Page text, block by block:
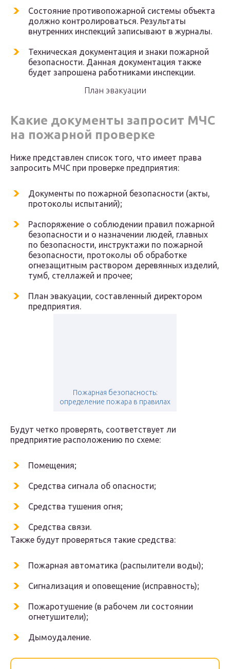
Состояние противопожарной системы объекта
должно контролироваться. Результаты
внутренних инспекций записывают в журналы.
Техническая документация и знаки пожарной
безопасности. Данная документация также
будет запрошена работниками инспекции.
План эвакуации
Какие документы запросит МЧС
на пожарной проверке
Ниже представлен список того, что имеет права
запросить МЧС при проверке предприятия:
Документы по пожарной безопасности (акты,
протоколы испытаний);
Распоряжение о соблюдении правил пожарной
безопасности и о назначении людей, главных
по безопасности, инструктажи по пожарной
безопасности, протоколы об обработке
огнезащитным раствором деревянных изделий,
тумб, стеллажей и прочее;
План эвакуации, составленный директором
предприятия.
Пожарная безопасность:
определение пожара в правилах
Будут четко проверять, соответствует ли
предприятие расположению по схеме:
Помещения;
Средства сигнала об опасности;
Средства тушения огня;
Средства связи.
Также будут проверяться такие средства:
Пожарная автоматика (распылители воды);
Сигнализация и оповещение (исправность);
Пожаротушение (в рабочем ли состоянии
огнетушители);
Дымоудаление.